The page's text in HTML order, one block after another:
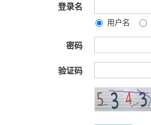
登录名
用户名
密码
验证码